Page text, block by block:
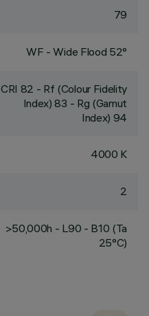
79
WF - Wide Flood 52°
CRI 82 - Rf (Colour Fidelity
Index) 83 - Rg (Gamut
Index) 94
4000 K
2
>50,000h - L90 - B10 (Ta
25°C)